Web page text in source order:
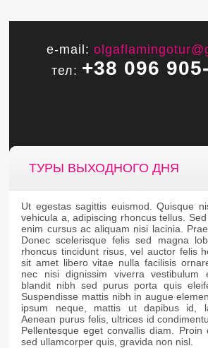
e-mail:
тел: +38 096
ТУРЫ ВЫХОДНОГО ДНЯ
Ut egestas sagittis euismod. Quisque
vehicula a, adipiscing rhoncus tellus.
enim cursus ac aliquam nisi lacinia.
Donec scelerisque felis sed magna
rhoncus tincidunt risus, vel auctor felis
sit amet libero vitae nulla facilisis
nec nisi dignissim viverra vestibulum
blandit nibh sed purus porta quis
Suspendisse mattis nibh in augue
ipsum neque, mattis ut dapibus id,
Aenean purus felis, ultrices id
Pellentesque eget convallis diam. Proin
sed ullamcorper quis, gravida non nisl.